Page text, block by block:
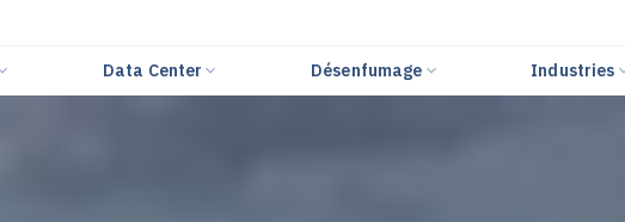
Data Center Désenfumage Industries